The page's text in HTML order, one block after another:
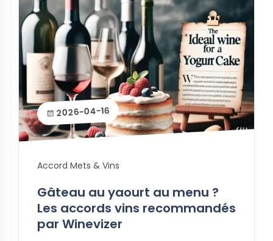
2026-04-16
Accord Mets & Vins
Gâteau au yaourt au menu ?
Les accords vins recommandés
par Winevizer